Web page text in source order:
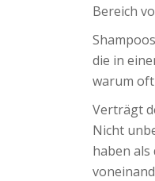
Bereich
die in
warum
Verträgt
Nicht
haben